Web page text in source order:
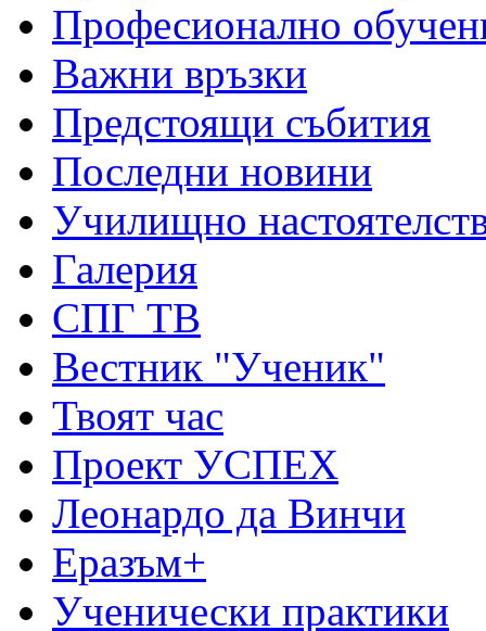
Професионално
Важни връзки
Предстоящи събития
Последни новини
Училищно
Галерия
СПГ ТВ
Вестник "Ученик"
Твоят час
Проект УСПЕХ
Леонардо да Винчи
Еразъм+
Ученически практики